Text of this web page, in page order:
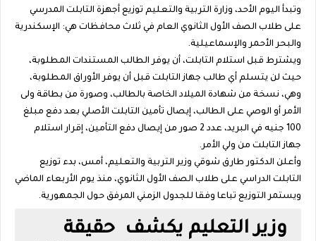
وتبدأ اليوم الأحد، وزارة التربية والتعليم توزيع أجهزة التابلت المدرسي
على طلاب الصف الأول الثانوي العام في ثلاث محافظات هي: الإسكندرية
والبحر الأحمر والإسماعيلية.
ويشترط قبل استلام التابلت، أن يوفر الطالب المستندات المطلوبة،
حيث لن يتسلم أي طالب جهاز التابلت قبل أن يوفر الأوراق المطلوبة،
وهي، نسخة من شهادة الميلاد الخاصة بالطالب، وصورة من بطاقة ولى
الأمر أو الوصي على الطالب، إيصال تأمين التابلت الأصلي بعد دفع مبلغ
100 جنيه في البريد، عدد 2 صور من إيصال دفع التأمين، إقرار استلام
جهاز التابلت من ولي الأمر.
وأعلن الدكتور طارق شوقي وزير التربية والتعليم، أمس، بدء توزيع
التابلت الدراسي على طلاب الصف الأول الثانوي، منذ يوم الأربعاء الماضي
ويستمر التوزيع تباعا وفقا للجدول الزمني المرفق حول الجمهورية.
وزير التعليم يكشف حقيقة